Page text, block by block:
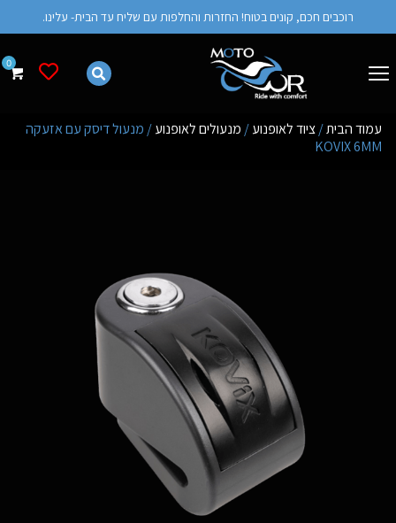
רוכבים חכם, קונים בטוח! החזרות והחלפות עם שליח עד הבית- עלינו.
רשימת
עמוד הבית/ציוד לאופנוע/ מנעולים לאופנוע/ מנעול דיסק עם אזעקה
6MM‏ KOVIX